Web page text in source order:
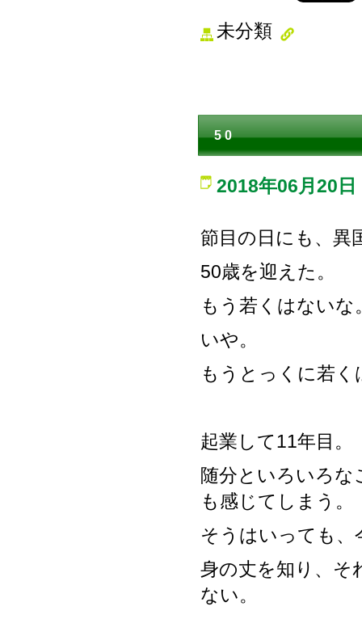
未分類
5 0
2018年06月20日
節目の日にも、異
50歳を迎えた。
もう若くはないな
いや。
もうとっくに若
起業して11年目。
随分といろいろ
も感じてしまう。
そうはいっても
身の丈を知り、そ
ない。